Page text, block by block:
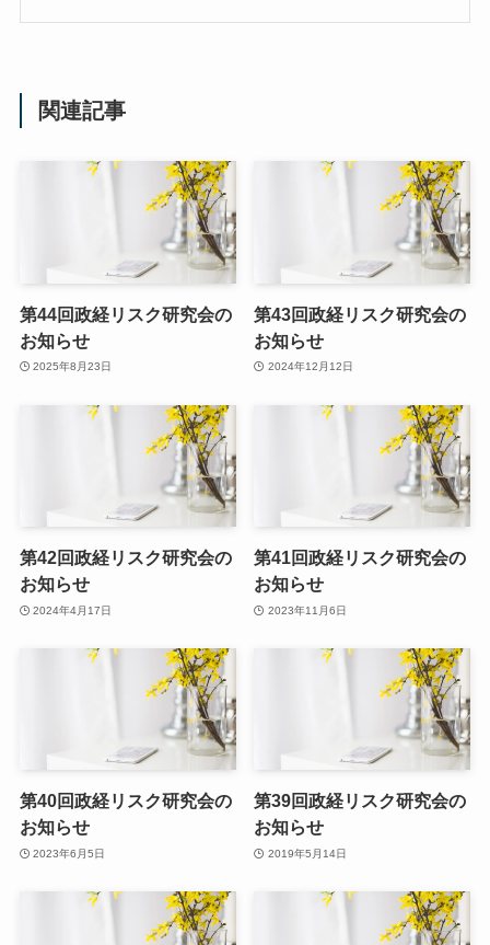
関連記事
第44回政経リスク研究会の
お知らせ
2025年8月23日
第43回政経リスク研究会の
お知らせ
2024年12月12日
第42回政経リスク研究会の
お知らせ
2024年4月17日
第41回政経リスク研究会の
お知らせ
2023年11月6日
第40回政経リスク研究会の
お知らせ
2023年6月5日
第39回政経リスク研究会の
お知らせ
2019年5月14日